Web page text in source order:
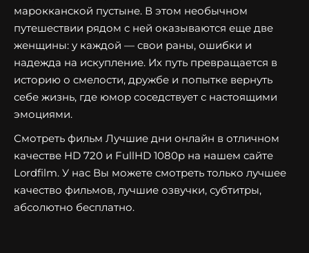
марокканской пустыне. В этом необычном
путешествии рядом с ней оказываются еще две
женщины: у каждой — свои раны, ошибки и
надежда на искупление. Их путь превращается в
историю о смелости, дружбе и попытке вернуть
себе жизнь, где юмор соседствует с настоящими
эмоциями.
Смотреть фильм Лучшие дни онлайн в отличном
качестве HD 720 и FullHD 1080p на нашем сайте
Lordfilm. У нас Вы можете смотреть только лучшее
качество фильмов, лучшие озвучки, субтитры,
абсолютно бесплатно.